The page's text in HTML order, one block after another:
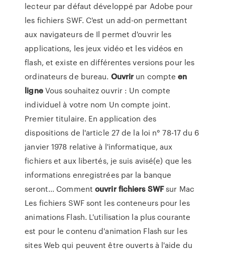
lecteur par défaut développé par Adobe pour
les fichiers SWF. C'est un add-on permettant
aux navigateurs de Il permet d'ouvrir les
applications, les jeux vidéo et les vidéos en
flash, et existe en différentes versions pour les
ordinateurs de bureau. Ouvrir un compteen
ligneVous souhaitez ouvrir : Un compte
individuel à votre nom Un compte joint.
Premier titulaire. En application des
dispositions de l'article 27 de la loi n° 78-17 du 6
janvier 1978 relative à l'informatique, aux
fichiers et aux libertés, je suis avisé(e) que les
informations enregistrées par la banque
seront... Commentouvrir fichiers SWFsur Mac
Les fichiers SWF sont les conteneurs pour les
animations Flash. L'utilisation la plus courante
est pour le contenu d'animation Flash sur les
sites Web qui peuvent être ouverts à l'aide du